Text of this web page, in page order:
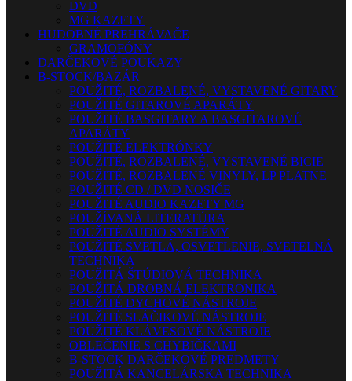
DVD
MG KAZETY
HUDOBNÉ PREHRÁVAČE
GRAMOFÓNY
DARČEKOVÉ POUKAZY
B-STOCK/BAZÁR
POUŽITÉ, ROZBALENÉ, VYSTAVENÉ GITARY
POUŽITÉ GITAROVÉ APARÁTY
POUŽITÉ BASGITARY A BASGITAROVÉ
APARÁTY
POUŽITÉ ELEKTRÓNKY
POUŽITÉ, ROZBALENÉ, VYSTAVENÉ BICIE
POUŽITÉ, ROZBALENÉ VINYLY, LP PLATNE
POUŽITÉ CD / DVD NOSIČE
POUŽITÉ AUDIO KAZETY MG
POUŽÍVANÁ LITERATÚRA
POUŽITÉ AUDIO SYSTÉMY
POUŽITÉ SVETLÁ, OSVETLENIE, SVETELNÁ
TECHNIKA
POUŽITÁ ŠTÚDIOVÁ TECHNIKA
POUŽITÁ DROBNÁ ELEKTRONIKA
POUŽITÉ DYCHOVÉ NÁSTROJE
POUŽITÉ SLÁČIKOVÉ NÁSTROJE
POUŽITÉ KLÁVESOVÉ NÁSTROJE
OBLEČENIE S CHYBIČKAMI
B-STOCK DARČEKOVÉ PREDMETY
POUŽITÁ KANCELÁRSKA TECHNIKA